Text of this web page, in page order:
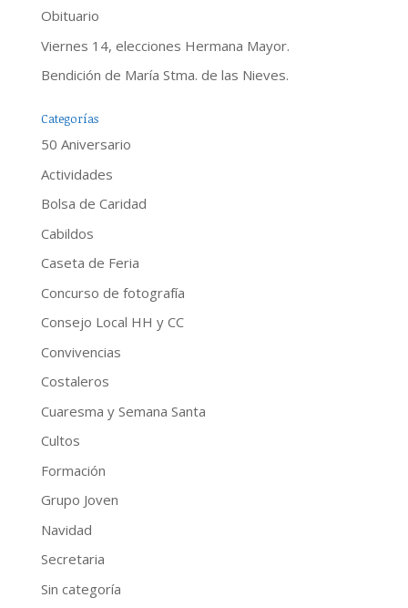
Obituario
Viernes 14, elecciones Hermana Mayor.
Bendición de María Stma. de las Nieves.
Categorías
50 Aniversario
Actividades
Bolsa de Caridad
Cabildos
Caseta de Feria
Concurso de fotografía
Consejo Local HH y CC
Convivencias
Costaleros
Cuaresma y Semana Santa
Cultos
Formación
Grupo Joven
Navidad
Secretaria
Sin categoría